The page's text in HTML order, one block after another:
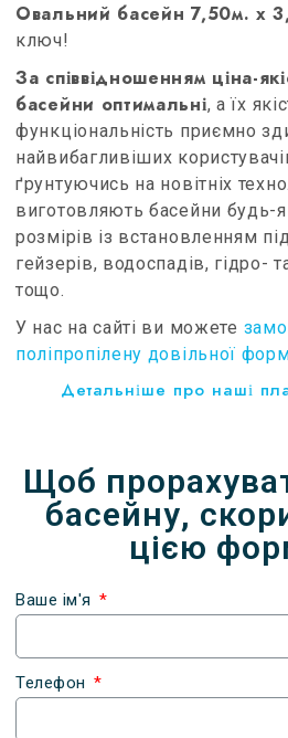
Овальний басейн 7,50м. х
ключ!
За співвідношенням ціна-
басейни оптимальні, а їх
функціональність приємно
найвибагливіших
ґрунтуючись на новітніх
виготовляють басейни будь-
розмірів із встановленням
гейзерів, водоспадів, гідро-
тощо.
У нас на сайті ви можете
поліпропілену довільної
Детальніше про наші
Щоб
басейну,
цією
Ваше ім'я
Телефон